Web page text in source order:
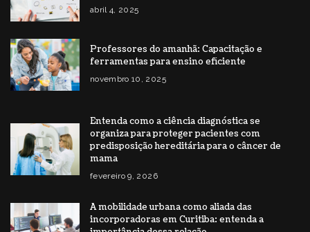
abril 4, 2025
Professores do amanhã: Capacitação e
ferramentas para ensino eficiente
novembro 10, 2025
Entenda como a ciência diagnóstica se
organiza para proteger pacientes com
predisposição hereditária para o câncer de
mama
fevereiro 9, 2026
A mobilidade urbana como aliada das
incorporadoras em Curitiba: entenda a